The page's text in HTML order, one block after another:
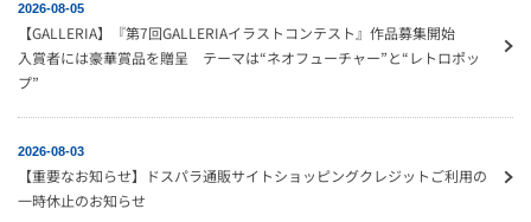
2026-08-05
【GALLERIA】『第7回GALLERIAイラストコンテスト』作品募集開始
入賞者には豪華賞品を贈呈 テーマは“ネオフューチャー”と“レトロポッ
プ”
2026-08-03
【重要なお知らせ】ドスパラ通販サイトショッピングクレジットご利用の
一時休止のお知らせ